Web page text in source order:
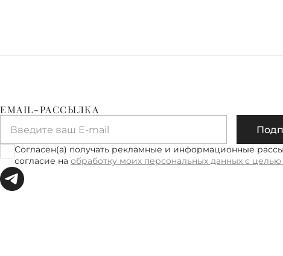
EMAIL-РАССЫЛКА
Введите ваш E-mail
Согласен(а) получать рекламные и информационные
согласие на обработку моих персональных данных с